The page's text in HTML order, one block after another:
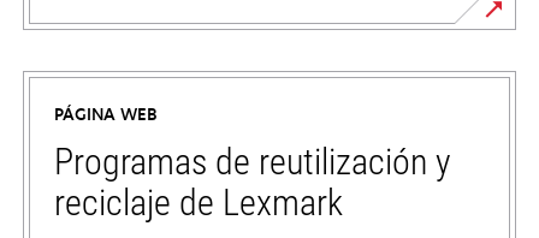
opens
in
new
tab
PÁGINA WEB
Programas de reutilización y
reciclaje de Lexmark